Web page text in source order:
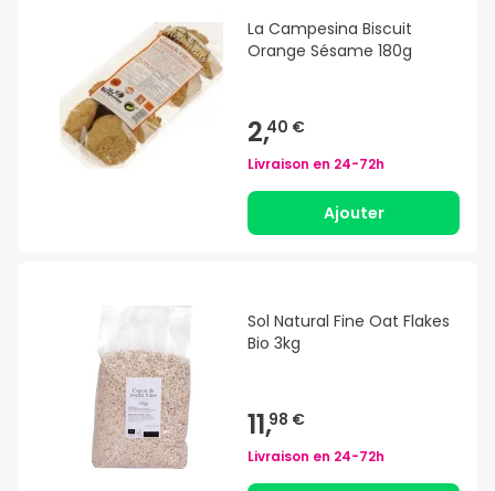
La Campesina Biscuit
Orange Sésame 180g
2,40 €
Livraison en 24-72h
Ajouter
Sol Natural Fine Oat Flakes
Bio 3kg
11,98 €
Livraison en 24-72h